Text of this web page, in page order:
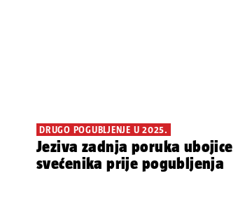
DRUGO POGUBLJENJE U 2025.
Jeziva zadnja poruka ubojice
svećenika prije pogubljenja